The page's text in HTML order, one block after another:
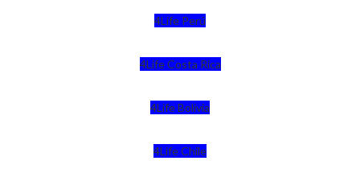
4Life Perú
4Life Costa Rica
4Life Bolivia
4Life Chile